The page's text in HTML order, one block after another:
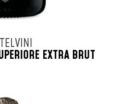
EXTRA BRUT